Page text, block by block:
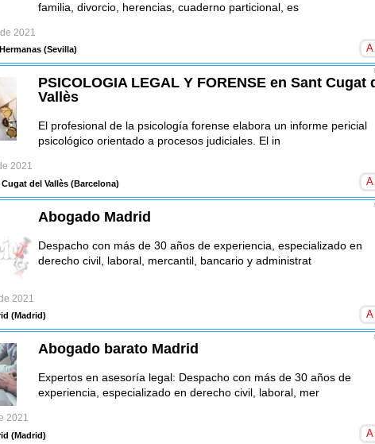
familia, divorcio, herencias, cuaderno particional, es
2021
(Sevilla) A
PSICOLOGIA LEGAL Y FORENSE en Sant Cugat
Vallès
El profesional de la psicología forense elabora un informe pericial
psicológico orientado a procesos judiciales. El in
2021
del Vallès(Barcelona) A
Abogado Madrid
Despacho con más de 30 años de experiencia, especializado en
derecho civil, laboral, mercantil, bancario y administrat
2021
(Madrid) A
Abogado barato Madrid
Expertos en asesoría legal: Despacho con más de 30 años de
experiencia, especializado en derecho civil, laboral, mer
2021
(Madrid) A